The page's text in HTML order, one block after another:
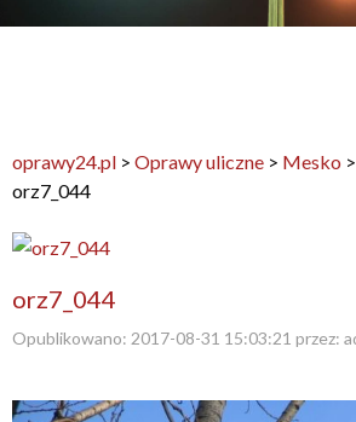
oprawy24.pl > Oprawy uliczne > Mesko >
orz7_044
orz7_044
Opublikowano: 2017-08-31 15:03:21 przez: